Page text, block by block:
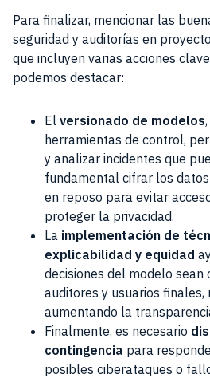
Para finalizar, mencionar las
seguridad y auditorías en
que incluyen varias acciones
podemos destacar:
El versionado de modelos
herramientas de control,
y analizar incidentes que
fundamental cifrar los
en reposo para evitar
proteger la privacidad.
La implementación de
explicabilidad y equidad
decisiones del modelo
auditores y usuarios finales,
aumentando la
Finalmente, es necesario
contingencia para
posibles ciberataques o